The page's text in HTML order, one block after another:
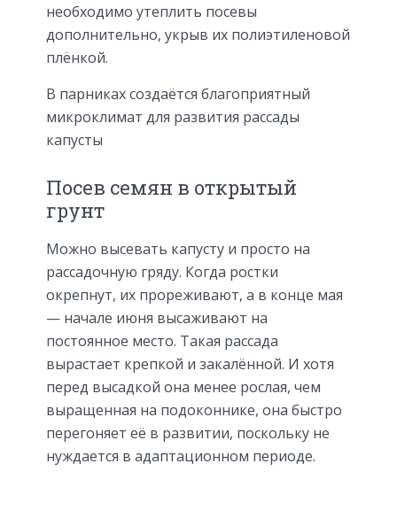
необходимо утеплить посевы
дополнительно, укрыв их полиэтиленовой
плёнкой.
В парниках создаётся благоприятный
микроклимат для развития рассады
капусты
Посев семян в открытый
грунт
Можно высевать капусту и просто на
рассадочную гряду. Когда ростки
окрепнут, их прореживают, а в конце мая
— начале июня высаживают на
постоянное место. Такая рассада
вырастает крепкой и закалённой. И хотя
перед высадкой она менее рослая, чем
выращенная на подоконнике, она быстро
перегоняет её в развитии, поскольку не
нуждается в адаптационном периоде.